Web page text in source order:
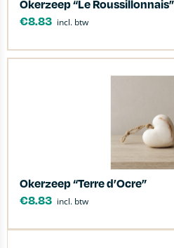
Okerzeep “Le Roussillonnais”
€8.83 incl. btw
Okerzeep “Terre d’Ocre”
€8.83 incl. btw